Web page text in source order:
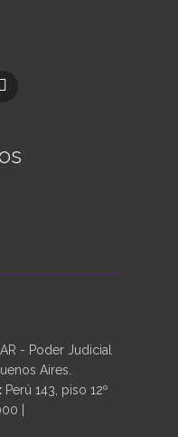
- Poder Judicial
Aires.
Perú 143, piso 12º
|